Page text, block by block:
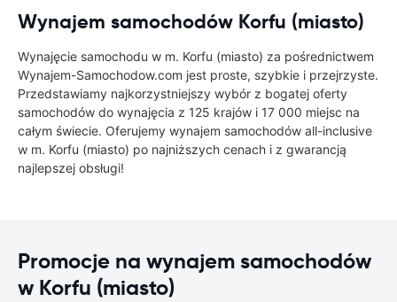
Wynajem samochodów Korfu (miasto)
Wynajęcie samochodu w m. Korfu (miasto) za pośrednictwem
Wynajem-Samochodow.com jest proste, szybkie i przejrzyste.
Przedstawiamy najkorzystniejszy wybór z bogatej oferty
samochodów do wynajęcia z 125 krajów i 17 000 miejsc na
całym świecie. Oferujemy wynajem samochodów all-inclusive
w m. Korfu (miasto) po najniższych cenach i z gwarancją
najlepszej obsługi!
Promocje na wynajem samochodów
w Korfu (miasto)